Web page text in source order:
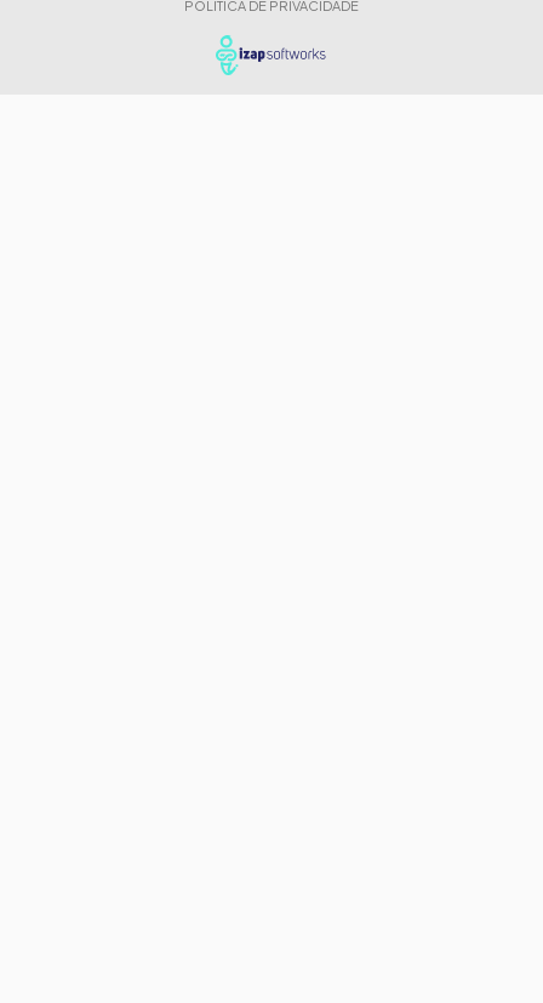
POLÍTICA DE PRIVACIDADE